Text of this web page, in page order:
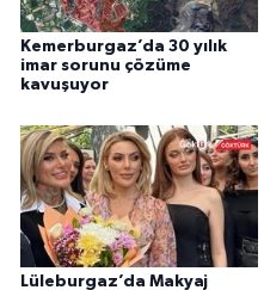
Kemerburgaz’da 30 yılık
imar sorunu çözüme
kavuşuyor
Lüleburgaz’da Makyaj